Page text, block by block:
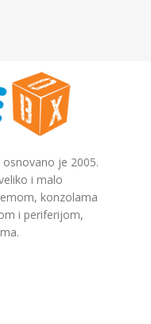
osnovano je 2005.
i malo
konzolama
i periferijom,